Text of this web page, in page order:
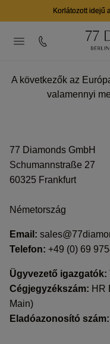
Korlátozott idejű
A következők az
valamennyi
77 Diamonds GmbH
Schumannstraße 27
60325 Frankfurt
Németország
Email:
Telefon: +49 (0) 69
Ügyvezető igazgatók:
Cégjegyzékszám: HR
Main)
Eladóazonosító szám: